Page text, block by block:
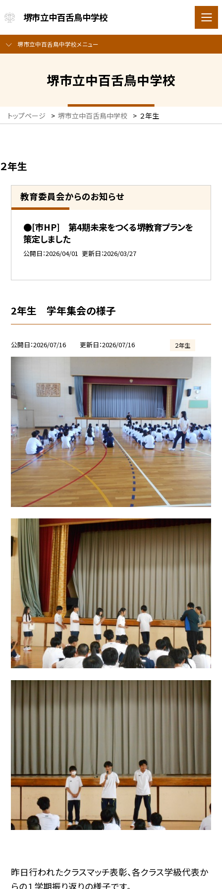
堺市立中百舌鳥中学校
堺市立中百舌鳥中学校メニュー
堺市立中百舌鳥中学校
トップページ > 堺市立中百舌鳥中学校 > ２年生
２年生
教育委員会からのお知らせ
●[市HP] 第4期未来をつくる堺教育プランを
策定しました
公開日 2026/04/01 更新日 2026/03/27
2年生 学年集会の様子
公開日 2026/07/16 更新日 2026/07/16 ２年生
昨日行われたクラスマッチ表彰、各クラス学級代表か
らの１学期振り返りの様子です。